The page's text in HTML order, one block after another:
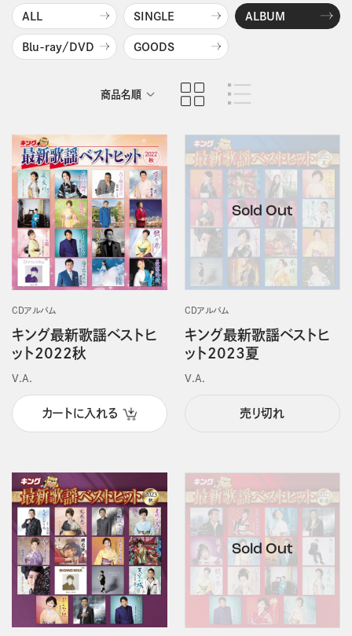
ALL SINGLE ALBUM
Blu-ray/DVD GOODS
商品名順
CDアルバム
キング最新歌謡ベストヒ
ット2022秋
V.A.
カートに入れる
CDアルバム
キング最新歌謡ベストヒ
ット2023夏
V.A.
売り切れ